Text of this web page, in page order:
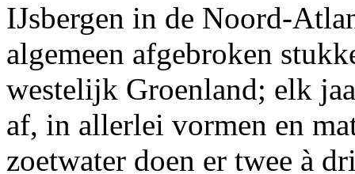
IJsbergen in de Noord-
algemeen afgebroken
westelijk Groenland; elk
af, in allerlei vormen en
zoetwater doen er twee à